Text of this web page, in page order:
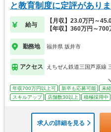
と教育制度に定評があり
集！
給与
【月収】23.0万円～
【年収】360万円～
勤務地 福井県 坂井市
アクセス えちぜん鉄道三国芦原線
年収700万円以上可 新卒も応募可能 未
スキルアップ
店舗数30以上 積極採用中
求人の詳細を見る